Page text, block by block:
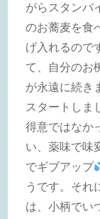
がらスタンバ
のお蕎麦を食
げ入れるので
て、自分のお
が永遠に続き
スタートしま
得意ではなか
い、薬味で味
でギブアップ
うです。それ
は、小柄でい